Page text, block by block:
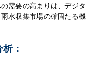
需要の高まりは、デジタ
水収集市場の確固たる機
：